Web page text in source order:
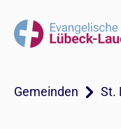
Gemeinden St.